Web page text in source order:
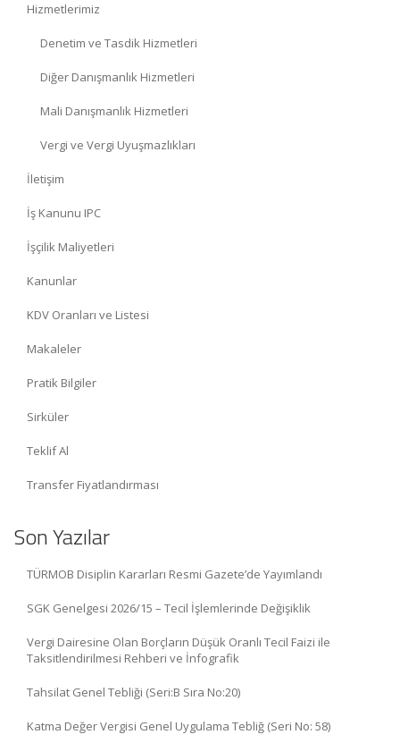
Hizmetlerimiz
Denetim ve Tasdik Hizmetleri
Diğer Danışmanlık Hizmetleri
Mali Danışmanlık Hizmetleri
Vergi ve Vergi Uyuşmazlıkları
İletişim
İş Kanunu IPC
İşçilik Maliyetleri
Kanunlar
KDV Oranları ve Listesi
Makaleler
Pratik Bilgiler
Sirküler
Teklif Al
Transfer Fiyatlandırması
Son Yazılar
TÜRMOB Disiplin Kararları Resmi Gazete’de Yayımlandı
SGK Genelgesi 2026/15 – Tecil İşlemlerinde Değişiklik
Vergi Dairesine Olan Borçların Düşük Oranlı Tecil Faizi ile
Taksitlendirilmesi Rehberi ve İnfografik
Tahsilat Genel Tebliği (Seri:B Sıra No:20)
Katma Değer Vergisi Genel Uygulama Tebliğ (Seri No: 58)